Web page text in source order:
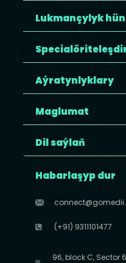
Lukmançylyk
Aýratynlyklary
Maglumat
Dil saýlaň
Habarlaşyp dur
(+91) 9311101477
96, block C, Sector